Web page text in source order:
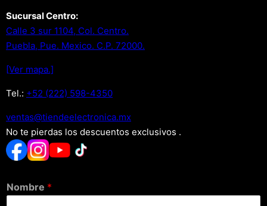
Sucursal Centro:
Calle 3 sur 1104, Col. Centro.
Puebla, Pue. Mexico. C.P. 72000.
[Ver mapa.]
Tel.: +52 (222) 598-4350
xm.acinortceleedneit@satnev
No te pierdas los descuentos exclusivos .
Nombre *